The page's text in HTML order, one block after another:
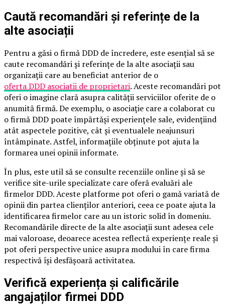
Caută recomandări și referințe de la
alte asociații
Pentru a găsi o firmă DDD de încredere, este esențial să se
caute recomandări și referințe de la alte asociații sau
organizații care au beneficiat anterior de o
oferta DDD asociatii de proprietari. Aceste recomandări pot
oferi o imagine clară asupra calității serviciilor oferite de o
anumită firmă. De exemplu, o asociație care a colaborat cu
o firmă DDD poate împărtăși experiențele sale, evidențiind
atât aspectele pozitive, cât și eventualele neajunsuri
întâmpinate. Astfel, informațiile obținute pot ajuta la
formarea unei opinii informate.
În plus, este util să se consulte recenziile online și să se
verifice site-urile specializate care oferă evaluări ale
firmelor DDD. Aceste platforme pot oferi o gamă variată de
opinii din partea clienților anteriori, ceea ce poate ajuta la
identificarea firmelor care au un istoric solid în domeniu.
Recomandările directe de la alte asociații sunt adesea cele
mai valoroase, deoarece acestea reflectă experiențe reale și
pot oferi perspective unice asupra modului în care firma
respectivă își desfășoară activitatea.
Verifică experiența și calificările
angajaților firmei DDD